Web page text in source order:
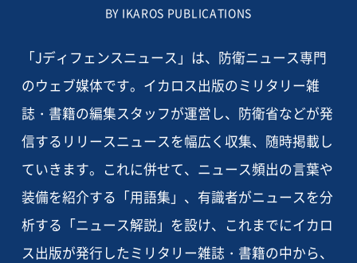
BY IKAROS PUBLICATIONS
「Jディフェンスニュース」は、防衛ニュース専門
のウェブ媒体です。イカロス出版のミリタリー雑
誌・書籍の編集スタッフが運営し、防衛省などが発
信するリリースニュースを幅広く収集、随時掲載し
ていきます。これに併せて、ニュース頻出の言葉や
装備を紹介する「用語集」、有識者がニュースを分
析する「ニュース解説」を設け、これまでにイカロ
ス出版が発行したミリタリー雑誌・書籍の中から、